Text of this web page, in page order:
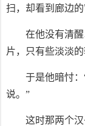
扫，却看到廊边的
在他没有清
片，只有些淡淡
于是他暗忖
说。”
这时那两个